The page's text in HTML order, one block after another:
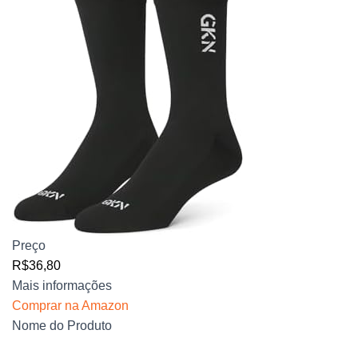
Preço
R$36,80
Mais informações
Comprar na Amazon
Nome do Produto